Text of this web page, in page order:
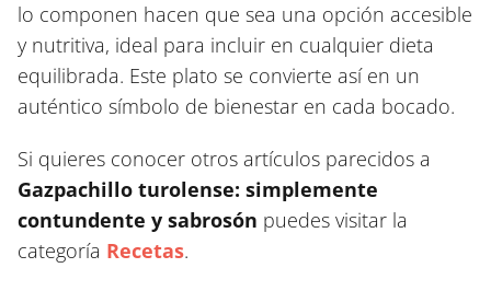
lo componen hacen que sea una opción accesible
y nutritiva, ideal para incluir en cualquier dieta
equilibrada. Este plato se convierte así en un
auténtico símbolo de bienestar en cada bocado.
Si quieres conocer otros artículos parecidos a
Gazpachillo turolense: simplemente
contundente y sabrosón puedes visitar la
categoría Recetas.